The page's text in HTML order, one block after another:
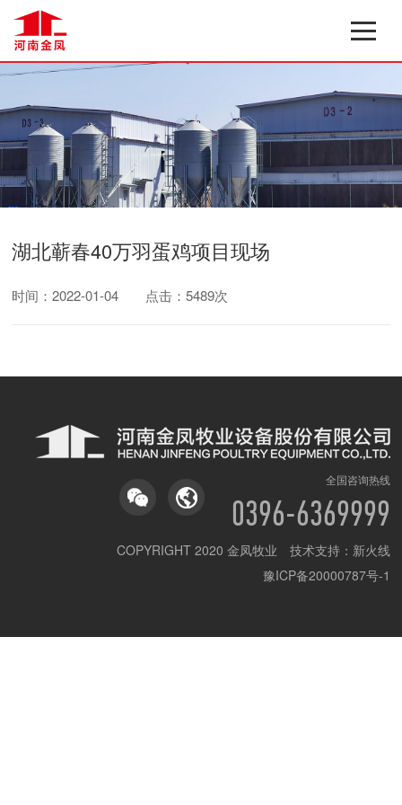
湖北蕲春40万羽蛋鸡项目现场
时间：2022-01-04 点击：5489次
全国咨询热线
0396-6369999
COPYRIGHT 2020 金凤牧业 技术支持： 新火线
豫ICP备20000787号-1